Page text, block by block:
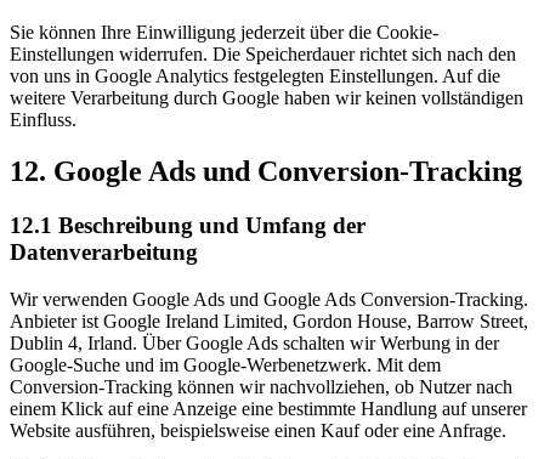
Sie können Ihre Einwilligung jederzeit über die Cookie-
Einstellungen widerrufen. Die Speicherdauer richtet sich nach den
von uns in Google Analytics festgelegten Einstellungen. Auf die
weitere Verarbeitung durch Google haben wir keinen vollständigen
Einfluss.
12. Google Ads und Conversion-Tracking
12.1 Beschreibung und Umfang der
Datenverarbeitung
Wir verwenden Google Ads und Google Ads Conversion-Tracking.
Anbieter ist Google Ireland Limited, Gordon House, Barrow Street,
Dublin 4, Irland. Über Google Ads schalten wir Werbung in der
Google-Suche und im Google-Werbenetzwerk. Mit dem
Conversion-Tracking können wir nachvollziehen, ob Nutzer nach
einem Klick auf eine Anzeige eine bestimmte Handlung auf unserer
Website ausführen, beispielsweise einen Kauf oder eine Anfrage.